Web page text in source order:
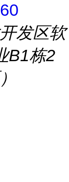
发区软
B1栋2